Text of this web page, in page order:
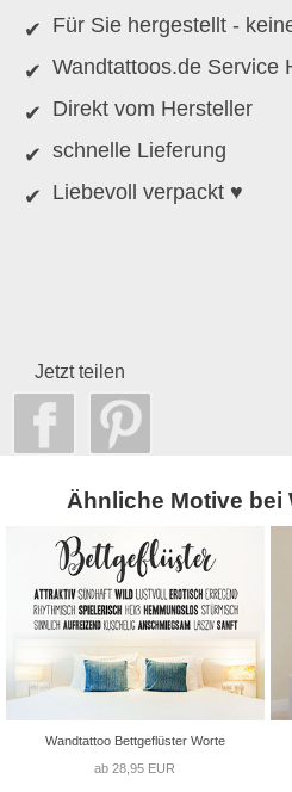
Für Sie hergestellt -
Wandtattoos.de Service
Direkt vom Hersteller
schnelle Lieferung
Liebevoll verpackt ♥
Jetzt teilen
Ähnliche Motive bei
Wandtattoo Bettgeflüster Worte
ab 28,95 EUR